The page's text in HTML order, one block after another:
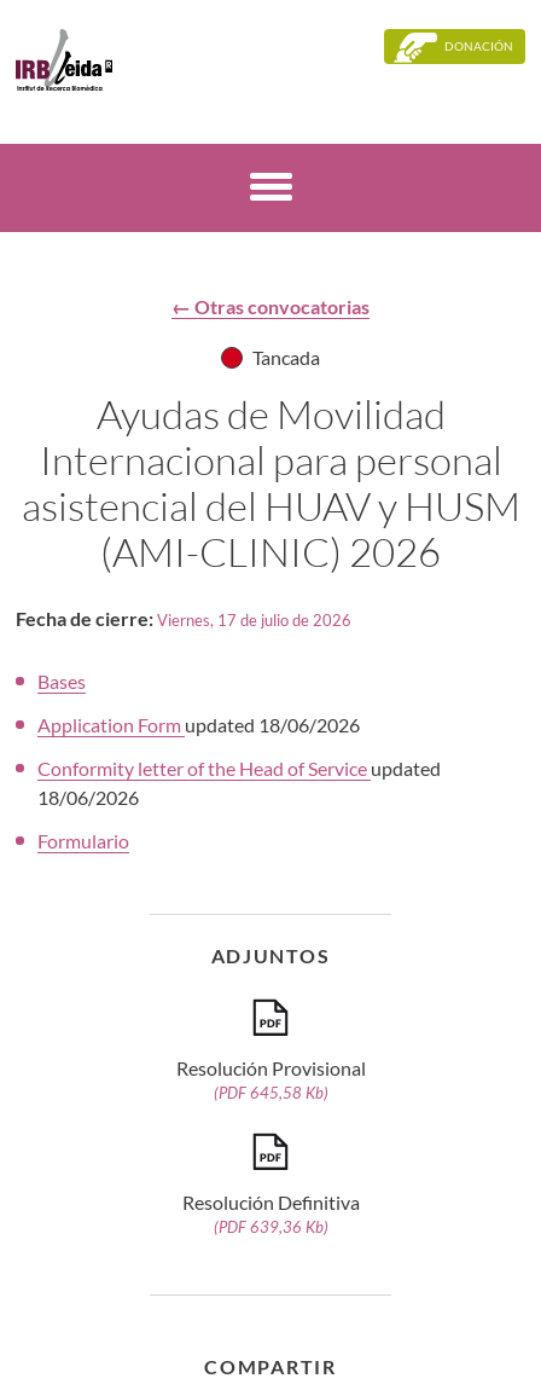
DONACIÓN
← Otras convocatorias
Tancada
Ayudas de Movilidad
Internacional para personal
asistencial del HUAV y HUSM
(AMI-CLINIC) 2026
Fecha de cierre:Viernes, 17 de julio de 2026
Bases
Application Form updated 18/06/2026
Conformity letter of the Head of Service updated
18/06/2026
Formulario
ADJUNTOS
Resolución Provisional
(PDF 645,58 Kb)
Resolución Definitiva
(PDF 639,36 Kb)
COMPARTIR